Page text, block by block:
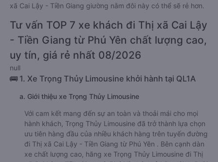
xã Cai Lậy - Tiền Giang giường nằm đôi này có thể sẽ rẻ hơn.
Tư vấn TOP 7 xe khách đi Thị xã Cai Lậy
- Tiền Giang từ Phú Yên chất lượng cao,
uy tín, giá rẻ nhất 08/2026
null
🚌 1. Xe Trọng Thủy Limousine khởi hành tại QL1A
a. Giới thiệu xe Trọng Thủy Limousine
Với cam kết mang đến sự an toàn và thoải mái cho mọi
hành khách, Trọng Thủy Limousine đã trở thành lựa chọn
ưu tiên hàng đầu của nhiều khách hàng trên tuyến đường
đi Thị xã Cai Lậy - Tiền Giang từ Phú Yên . Bên cạnh dàn
xe chất lượng cao, hãng xe Trọng Thủy Limousine đi Thị